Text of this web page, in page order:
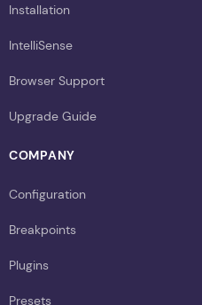
Installation
IntelliSense
Browser Support
Upgrade Guide
COMPANY
Configuration
Breakpoints
Plugins
Presets